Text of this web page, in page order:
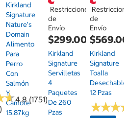
★
★4.8 (1751)
Kirkland
Signature
Nature's
Domain
Alimento
Para
Perro
Con
Salmón
Y
Camote
15.87kg
Restricciones
de
Envío
$299.00
Kirkland
Signature
Servilletas
4
Paquetes
De 260
Pzas
de
Envío
$569.00
Kirkland
Signature
Toalla
Desechable
12 Pzas
★★★
★★★